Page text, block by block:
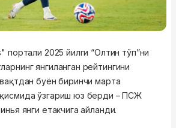
портали 2025 йилги “Олтин тўп”ни
янгиланган рейтингини
буён биринчи марта
ўзгариш юз берди – ПСЖ
янги етакчига айланди.